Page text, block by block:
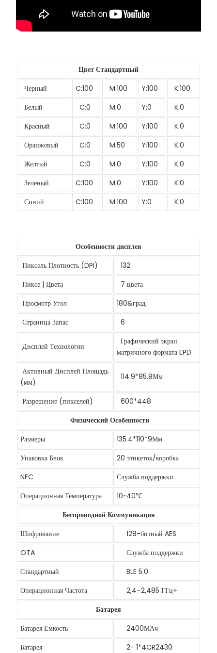
Цвет Стандартный
Черный
C:100 M:100 Y:100
K:100
Белый
C:0 M:0 Y:0
K:0
Красный
C:0 M:100 Y:100
K:0
Оранжевый
C:0 M:50 Y:100
K:0
Желтый
C:0 M:0 Y:100
K:0
Зеленый
C:100 M:0 Y:100
K:0
Синий
C:100 M:100 Y:0 K:0
Особенности дисплея
Пиксель Плотность (DPI)
132
Пиксе | Цвета
7 цвета
Просмотр Угол
180&град;
Страница Запас
6
Дисплей Технология
Графический экран
матричного формата EPD
Активный Дисплей Площадь
(мм)
114.9*85.8Мм
Разрешение (пикселей)
600*448
Физический Особенности
Размеры
135.4*110*9Мм
Упаковка Блок
20 этикеток/коробка
NFC
Служба поддержки
Операционная Температура
10~40℃
Беспроводной Коммуникация
Шифрование
128-битный AES
OTA
Служба поддержки
Стандартный
BLE 5.0
Операционная Частота
2,4–2,485 ГГц+
Батарея
Батарея Емкость
2400МАч
Батарея
2- 1*4CR2430